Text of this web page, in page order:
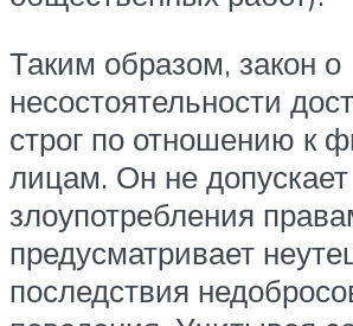
Таким образом, закон о
несостоятельности
строг по отношению к
лицам. Он не допускает
злоупотребления
предусматривает
последствия